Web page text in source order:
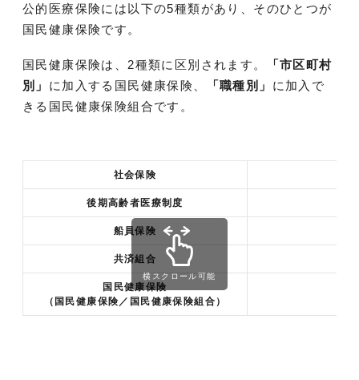
公的医療保険には以下の5種類があり、そのひとつが
国民健康保険です。
国民健康保険は、2種類に区別されます。
「市区町村
別」 に加入する国民健康保険、 「職種別」 に加入で
きる国民健康保険組合です。
社会保険
後期高齢者医療制度
船員保険
共済組合
国民健康保険
（国民健康保険／国民健康保険組合）
横スクロール可能